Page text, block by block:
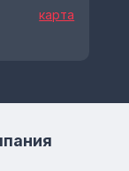
карта